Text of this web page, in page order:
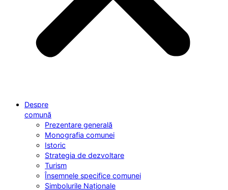
Despre
comună
Prezentare generală
Monografia comunei
Istoric
Strategia de dezvoltare
Turism
Însemnele specifice comunei
Simbolurile Naționale